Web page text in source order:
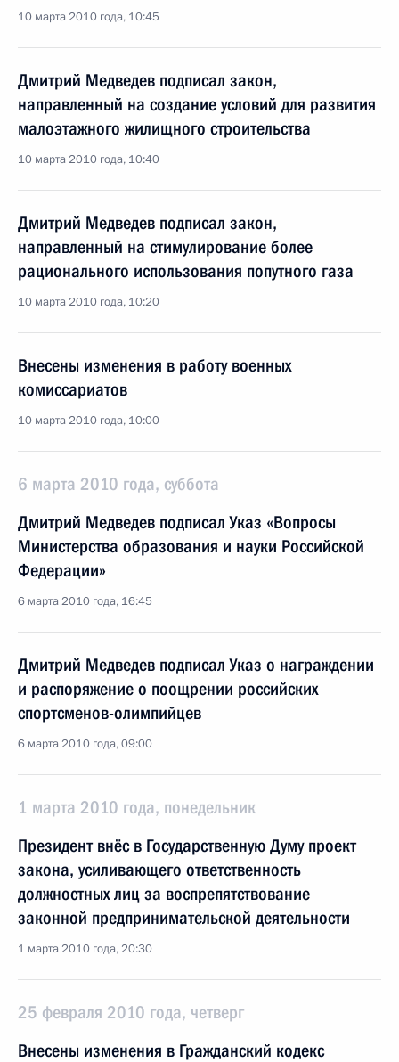
10 марта 2010 года, 10:45
Дмитрий Медведев подписал закон,
направленный на создание условий для развития
малоэтажного жилищного строительства
10 марта 2010 года, 10:40
Дмитрий Медведев подписал закон,
направленный на стимулирование более
рационального использования попутного газа
10 марта 2010 года, 10:20
Внесены изменения в работу военных
комиссариатов
10 марта 2010 года, 10:00
6 марта 2010 года, суббота
Дмитрий Медведев подписал Указ «Вопросы
Министерства образования и науки Российской
Федерации»
6 марта 2010 года, 16:45
Дмитрий Медведев подписал Указ о награждении
и распоряжение о поощрении российских
спортсменов-олимпийцев
6 марта 2010 года, 09:00
1 марта 2010 года, понедельник
Президент внёс в Государственную Думу проект
закона, усиливающего ответственность
должностных лиц за воспрепятствование
законной предпринимательской деятельности
1 марта 2010 года, 20:30
25 февраля 2010 года, четверг
Внесены изменения в Гражданский кодекс